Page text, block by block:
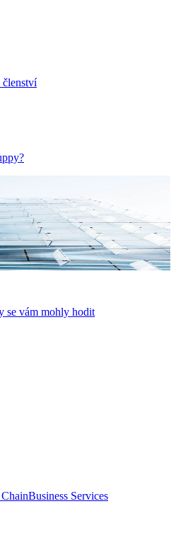
členství
se vám mohly hodit
Business Services